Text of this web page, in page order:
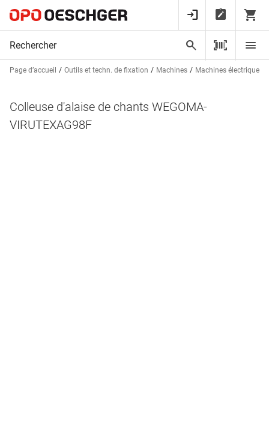
Page d’accueil Outils et techn. de fixation Machines Machines électriques
Colleuse d'alaise de chants WEGOMA-
VIRUTEXAG98F